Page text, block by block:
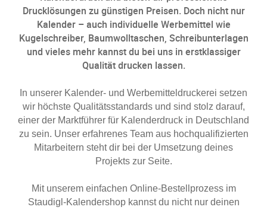
Drucklösungen zu günstigen Preisen. Doch nicht nur
Kalender – auch individuelle Werbemittel wie
Kugelschreiber, Baumwolltaschen, Schreibunterlagen
und vieles mehr kannst du bei uns in erstklassiger
Qualität drucken lassen.
In unserer Kalender- und Werbemitteldruckerei setzen
wir höchste Qualitätsstandards und sind stolz darauf,
einer der Marktführer für Kalenderdruck in Deutschland
zu sein. Unser erfahrenes Team aus hochqualifizierten
Mitarbeitern steht dir bei der Umsetzung deines
Projekts zur Seite.
Mit unserem einfachen Online-Bestellprozess im
Staudigl-Kalendershop kannst du nicht nur deinen